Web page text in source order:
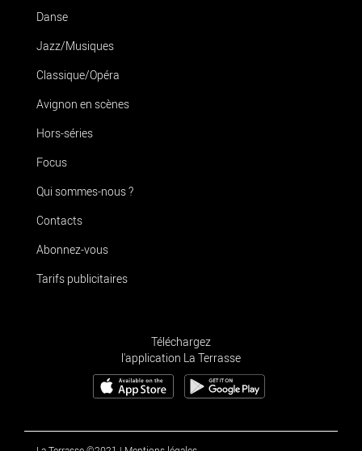
Danse
Jazz/Musiques
Classique/Opéra
Avignon en scènes
Hors-séries
Focus
Qui sommes-nous ?
Contacts
Abonnez-vous
Tarifs publicitaires
Téléchargez
l'application La Terrasse